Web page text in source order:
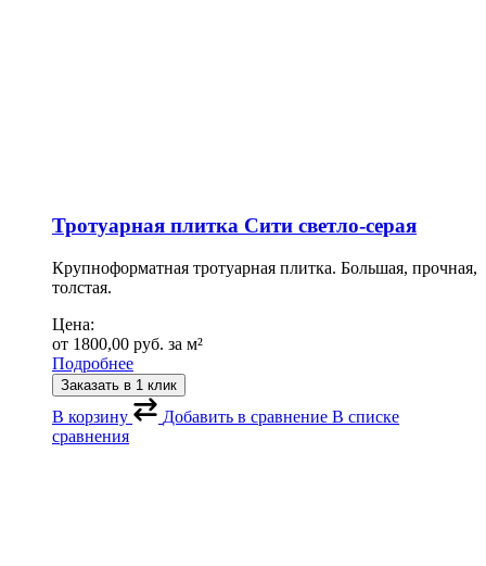
Тротуарная плитка Сити светло-серая
Крупноформатная тротуарная плитка. Большая, прочная,
толстая.
Цена:
от 1800,00 руб. за м²
Подробнее
Заказать в 1 клик
В корзину Добавить в сравнение В списке
сравнения